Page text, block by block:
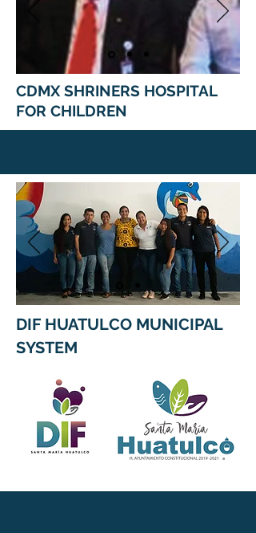
CDMX SHRINERS HOSPITAL
FOR CHILDREN
DIF HUATULCO MUNICIPAL
SYSTEM